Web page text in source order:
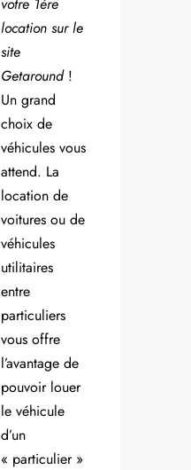
location sur le
site
Getaround!
Un grand
choix de
véhicules vous
attend. La
location de
voitures ou de
véhicules
utilitaires
entre
particuliers
vous offre
l’avantage de
pouvoir louer
le véhicule
d’un
« particulier »